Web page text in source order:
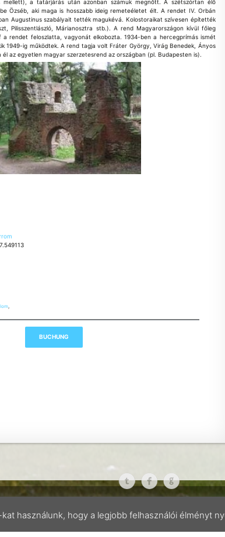
mellett), a tatárjárás után azonban számuk megnőtt. A szétszórtan élő
Özséb, aki maga is hosszabb ideig remeteéletet élt. A rendet IV. Orbán
Augustinus szabályait tették magukévá. Kolostoraikat szívesen építették
Pilisszentlászló, Márianosztra stb.). A rend Magyarországon kívül főleg
a rendet feloszlatta, vagyonát elkobozta. 1934-ben a hercegprímás ismét
1949-ig működtek. A rend tagja volt Fráter György, Virág Benedek, Ányos
él az egyetlen magyar szerzetesrend az országban (pl. Budapesten is).
,
Balaton and tourism History of the campside
Contact
Map GTC
használunk, hogy a legjobb felhasználói élményt